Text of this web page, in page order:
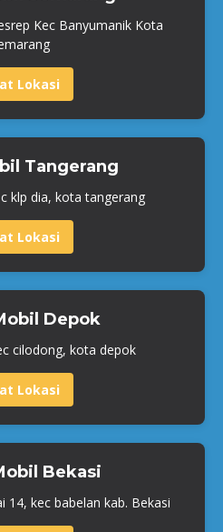
Kec Banyumanik Kota
Lokasi
Tangerang
klp dia, kota tangerang
Lokasi
Depok
cilodong, kota depok
Lokasi
Bekasi
14, kec babelan kab. Bekasi